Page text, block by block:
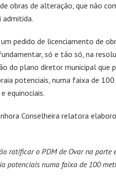
obras de alteração, que não
pedido de licenciamento de
só e tão só, na
do plano diretor municipal que
potenciais, numa faixa de
equinociais.
Conselheira relatora
ratificar o PDM de Ovar na parte
potenciais numa faixa de 100